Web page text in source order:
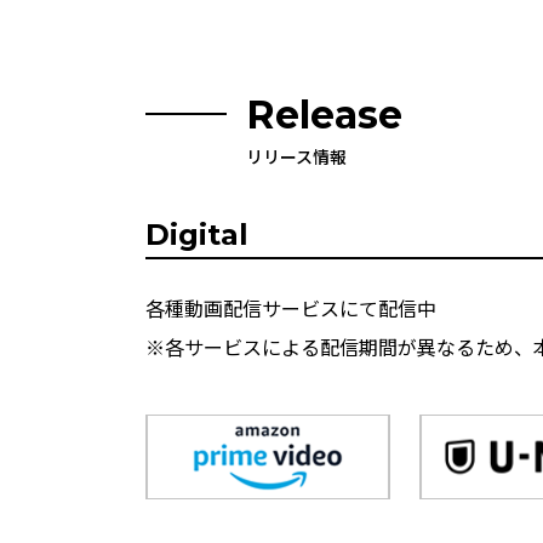
Release
リリース情報
Digital
各種動画配信サービスにて配信中
※各サービスによる配信期間が異なるため、